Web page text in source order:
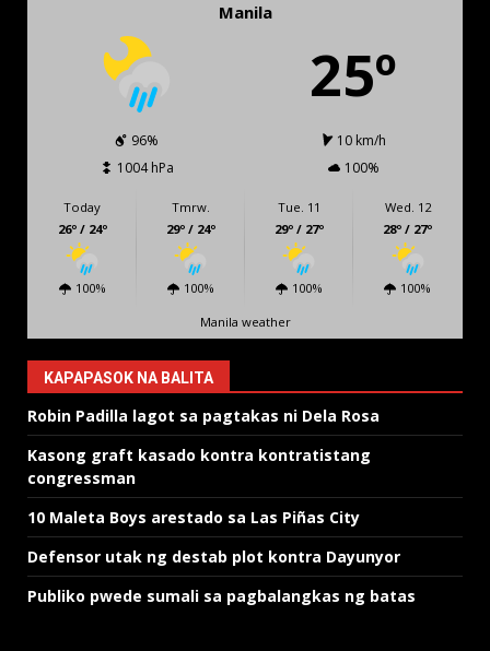
Manila
25º
96%
10 km/h
1004 hPa
100%
Today
26º / 24º
100%
Tmrw.
29º / 24º
100%
Tue. 11
29º / 27º
100%
Wed. 12
28º / 27º
100%
Manila weather
KAPAPASOK NA BALITA
Robin Padilla lagot sa pagtakas ni Dela Rosa
Kasong graft kasado kontra kontratistang
congressman
10 Maleta Boys arestado sa Las Piñas City
Defensor utak ng destab plot kontra Dayunyor
Publiko pwede sumali sa pagbalangkas ng batas